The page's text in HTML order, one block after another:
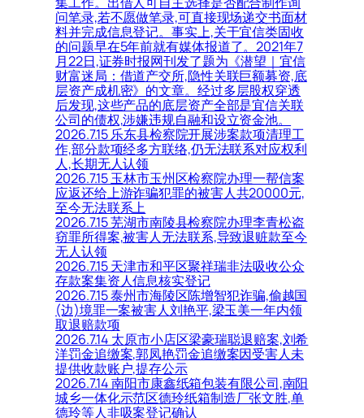
问笔录,若不愿做笔录,可直接现场递交书面材
料并完成信息登记。事实上,关于宜信类固收
的问题早在5年前就有媒体报道了。2021年7
月22日,证券时报网刊发了题为《潜望｜宜信
财富迷局：借道产交所,隐性关联巨额募资,底
层资产成机密》的文章。经过多层股权穿透
后发现,这些产品的底层资产全部是宜信关联
公司的债权,涉嫌违规自融和设立资金池。
2026.7.15 乐东县检察院开展涉案款项清理工
作,部分款项经多方联络,仍无法联系对应权利
人,长期无人认领
2026.7.15 玉林市玉州区检察院办理一帮信案
应返还给上游诈骗犯罪的被害人共20000元,
至今无法联系上
2026.7.15 芜湖市南陵县检察院办理李青松盗
窃罪所得案,被害人无法联系,导致退赃款至今
无人认领
2026.7.15 天津市和平区聚祥瑞非法吸收公众
存款案集资人信息核实登记
2026.7.15 泰州市海陵区陈增智犯诈骗,偷越国
(边)境罪一案被害人刘艳平,梁玉美一年内领
取退赔款项
2026.7.14 太原市小店区梁豪瑞聪退赔案,刘希
洋罚金追缴案,郭凤艳罚金追缴案因受害人未
提供收款账户,提存公示
2026.7.14 南阳市康鑫纸箱包装有限公司,南阳
城乡一体化示范区德玲纸箱制造厂张文胜,单
德玲等人非吸案登记确认